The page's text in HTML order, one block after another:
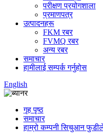
परीक्षण प्रयोगशाला
प्रमाणपत्र
उत्पादनहरू
FKM रबर
FVMQ रबर
अन्य रबर
समाचार
हामीलाई सम्पर्क गर्नुहोस
English
गृह पृष्ठ
समाचार
हाम्रो कम्पनी सिचुआन